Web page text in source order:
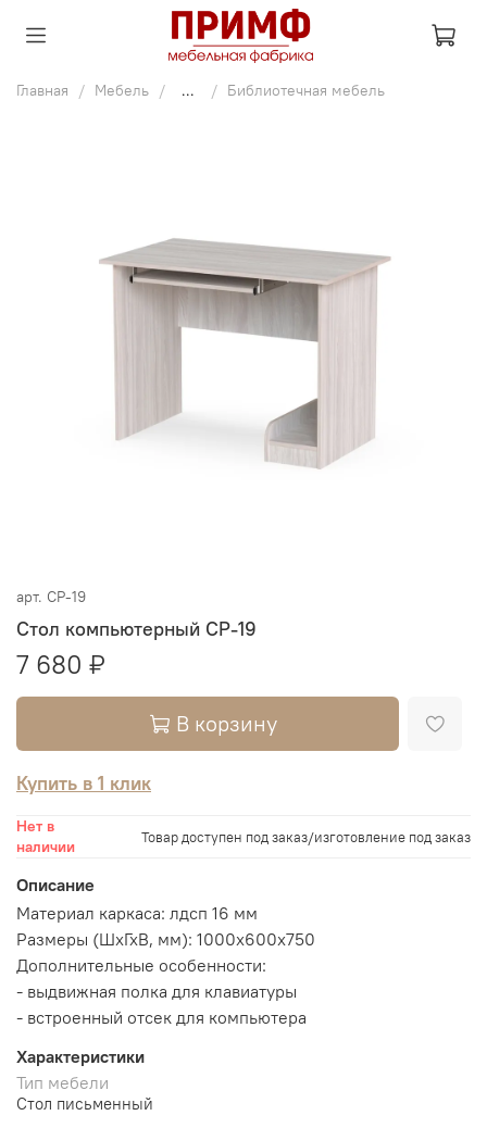
Главная Мебель ... Библиотечная мебель
арт. СР-19
Стол компьютерный СР-19
7 680 ₽
В корзину
Купить в 1 клик
Нет в
наличии
Товар доступен под заказ/изготовление под заказ
Описание
Материал каркаса: лдсп 16 мм
Размеры (ШхГхВ, мм): 1000х600х750
Дополнительные особенности:
- выдвижная полка для клавиатуры
- встроенный отсек для компьютера
Характеристики
Тип мебели
Стол письменный